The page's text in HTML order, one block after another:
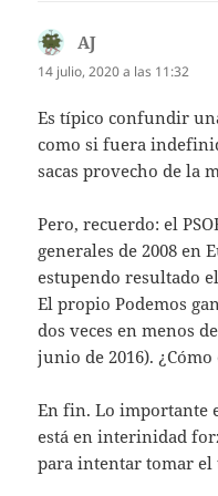
AJ
14 julio, 2020 a las 11:32
Es típico confundir
como si fuera
sacas provecho de la
Pero, recuerdo: el
generales de 2008 en
estupendo resultado
El propio Podemos
dos veces en menos
junio de 2016).
En fin. Lo importante
está en interinidad
para intentar tomar